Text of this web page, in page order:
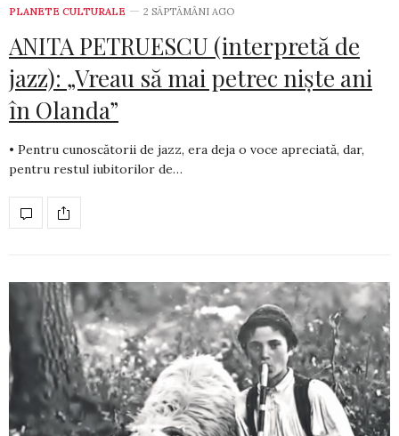
PLANETE CULTURALE 2 SĂPTĂMÂNI AGO
ANITA PETRUESCU (interpretă de
jazz): „Vreau să mai petrec niște ani
în Olanda”
• Pentru cunoscătorii de jazz, era deja o voce apreciată, dar,
pentru restul iubitorilor de…